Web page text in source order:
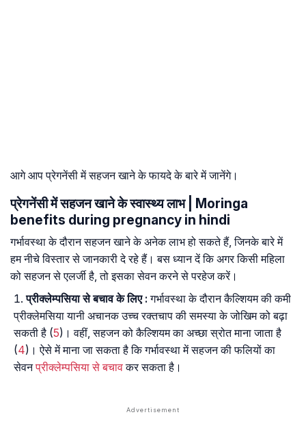
आगे आप प्रेगनेंसी में सहजन खाने के फायदे के बारे में जानेंगे।
प्रेगनेंसी में सहजन खाने के स्वास्थ्य लाभ | Moringa
benefits during pregnancy in hindi
गर्भावस्था के दौरान सहजन खाने के अनेक लाभ हो सकते हैं, जिनके बारे में
हम नीचे विस्तार से जानकारी दे रहे हैं। बस ध्यान दें कि अगर किसी महिला
को सहजन से एलर्जी है, तो इसका सेवन करने से परहेज करें।
प्रीक्लेम्पसिया से बचाव के लिए : गर्भावस्था के दौरान कैल्शियम की कमी
प्रीक्लेमसिया यानी अचानक उच्च रक्तचाप की समस्या के जोखिम को बढ़ा
सकती है (5)। वहीं, सहजन को कैल्शियम का अच्छा स्रोत माना जाता है
(4)। ऐसे में माना जा सकता है कि गर्भावस्था में सहजन की फलियों का
सेवनप्रीक्लेम्पसिया से बचावकर सकता है।